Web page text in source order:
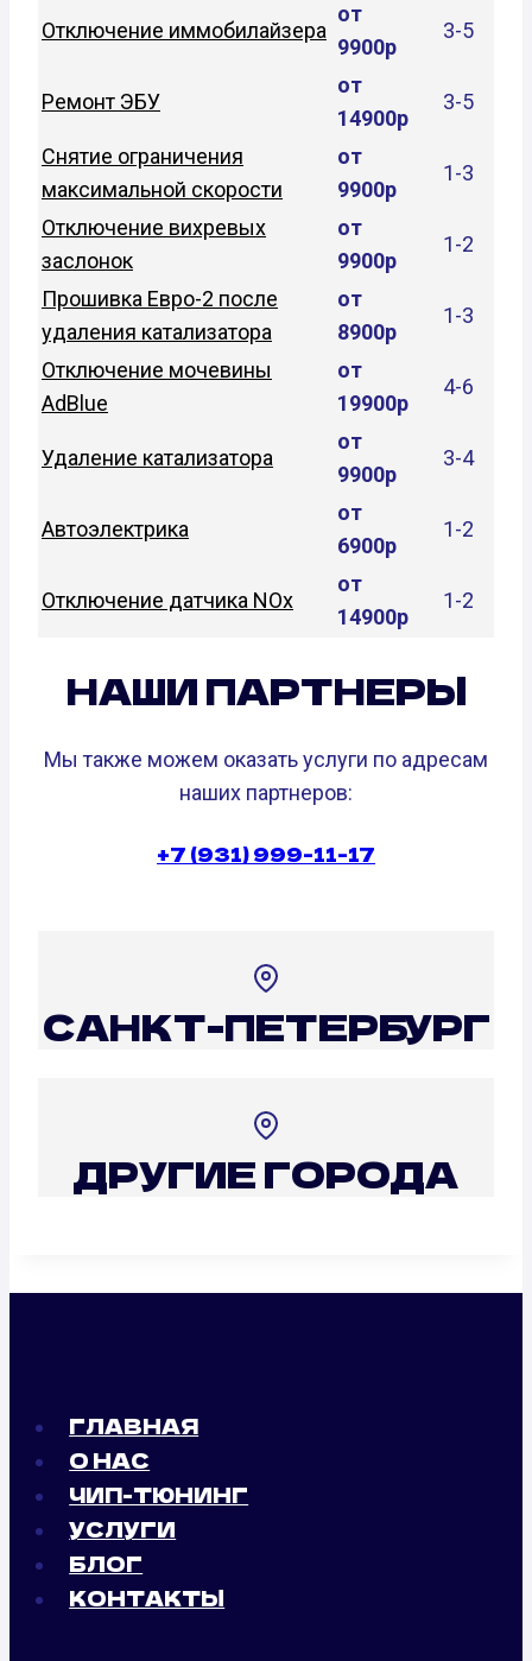
Отключение иммобилайзера
от
9900р
3-5
Ремонт ЭБУ
от
14900р
3-5
Снятие ограничения
максимальной скорости
от
9900р
1-3
Отключение вихревых
заслонок
от
9900р
1-2
Прошивка Евро-2 после
удаления катализатора
от
8900р
1-3
Отключение мочевины
AdBlue
от
19900р
4-6
Удаление катализатора
от
9900р
3-4
Автоэлектрика
от
6900р
1-2
Отключение датчика NOx
от
14900р
1-2
НАШИ ПАРТНЕРЫ
Мы также можем оказать услуги по адресам
наших партнеров:
+7 (931) 999-11-17
САНКТ-ПЕТЕРБУРГ
ДРУГИЕ ГОРОДА
ГЛАВНАЯ
О НАС
ЧИП-ТЮНИНГ
УСЛУГИ
БЛОГ
КОНТАКТЫ